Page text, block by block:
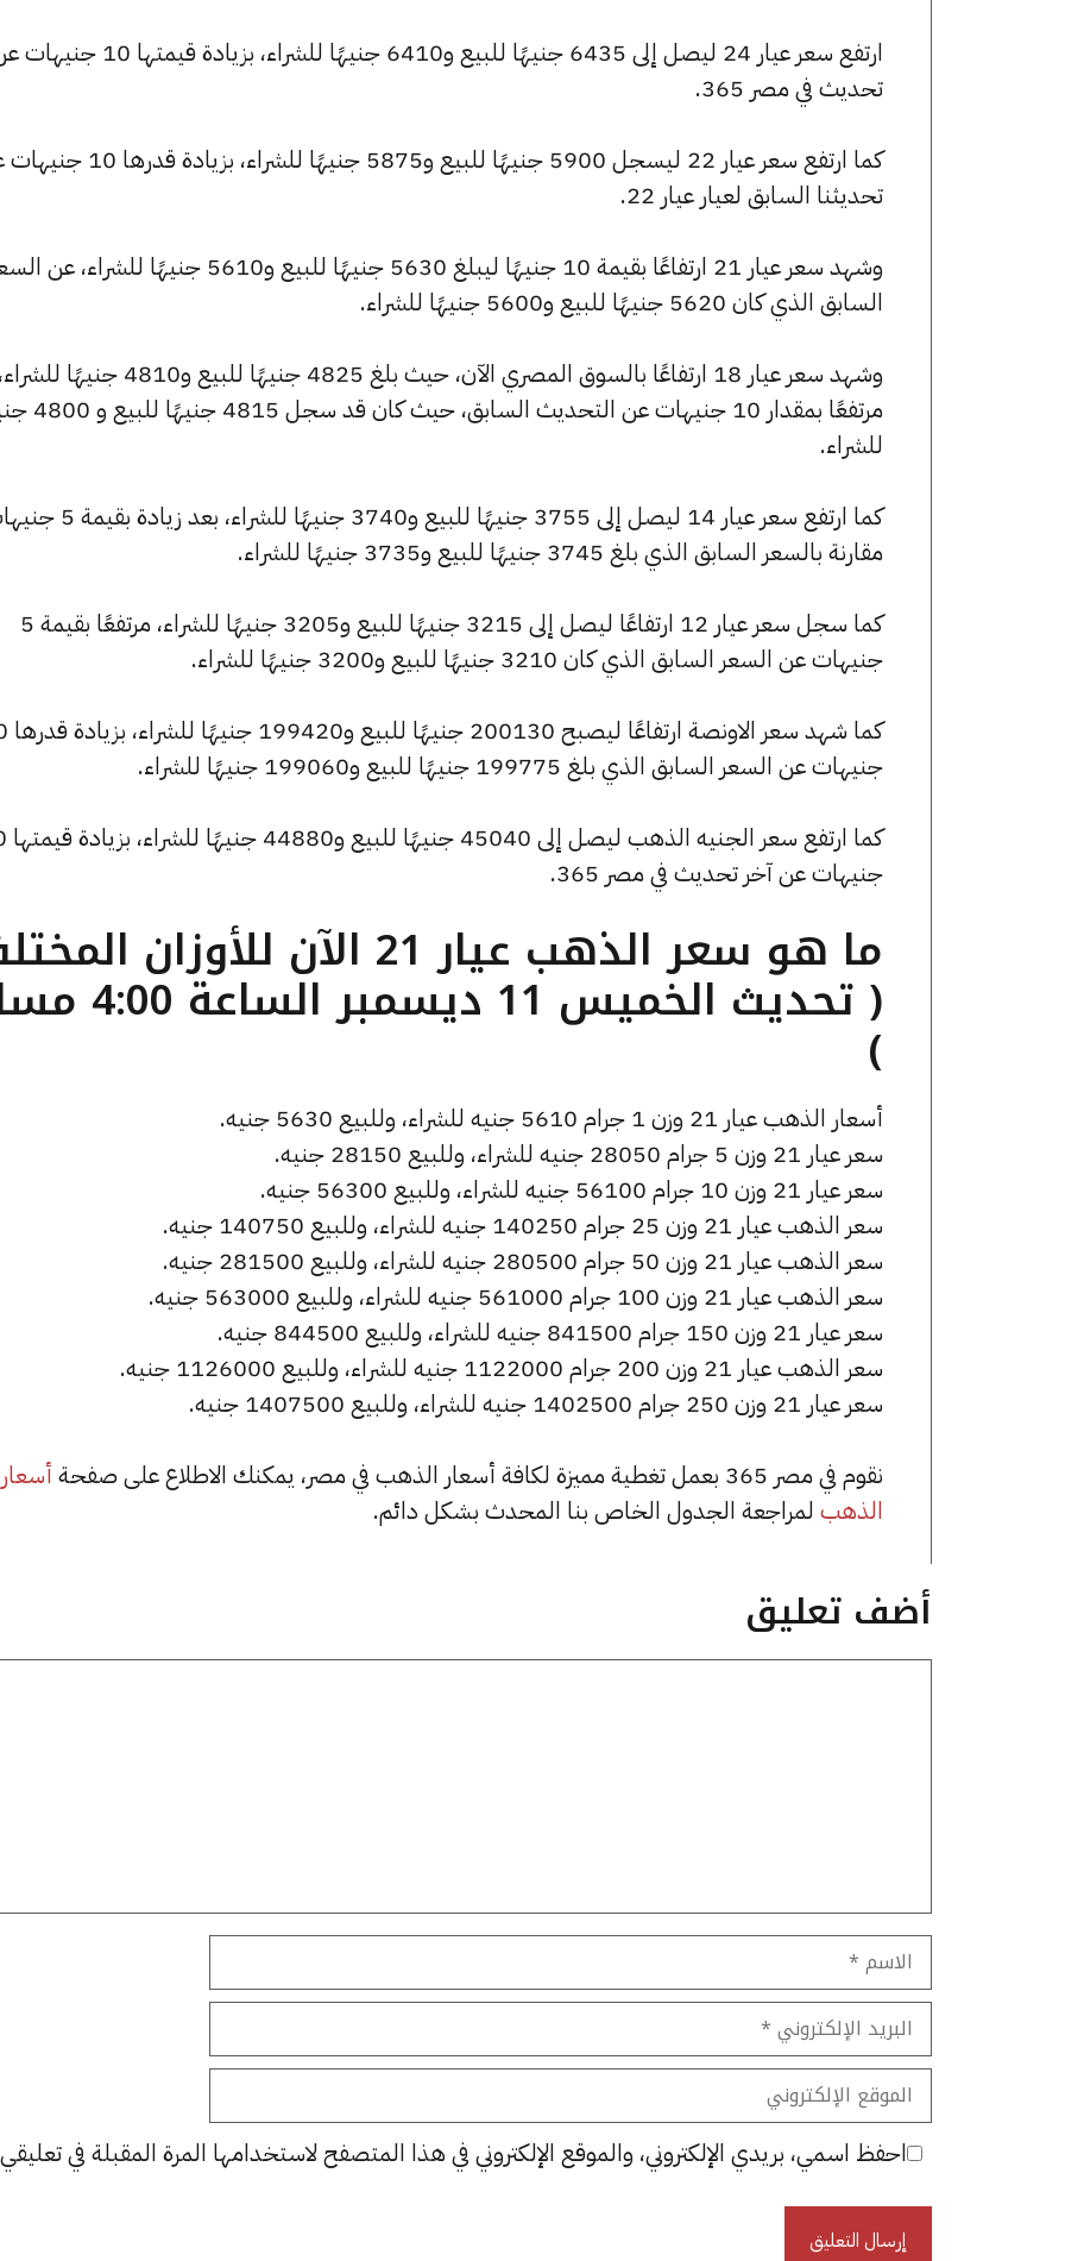
ارتفع سعر عيار 24 ليصل إلى 6435 جنيهًا للبيع و6410 جنيهًا
تحديث في مصر 365.
كما ارتفع سعر عيار 22 ليسجل 5900 جنيهًا للبيع و5875 جنيهًا للشراء،
تحديثنا السابق لعيار عيار 22.
وشهد سعر عيار 21 ارتفاعًا بقيمة 10 جنيهًا ليبلغ 5630 جنيهًا للبيع و5610 جنيهًا للشراء،
السابق الذي كان 5620 جنيهًا للبيع و5600 جنيهًا للشراء.
وشهد سعر عيار 18 ارتفاعًا بالسوق المصري الآن، حيث بلغ 4825 جنيهًا للبيع و4810 جنيهًا للشراء،
مرتفعًا بمقدار 10 جنيهات عن التحديث
للشراء.
كما ارتفع سعر عيار 14 ليصل إلى 3755 جنيهًا للبيع و3740 جنيهًا
مقارنة بالسعر السابق الذي بلغ 3745 جنيهًا للبيع و3735 جنيهًا للشراء.
كما سجل سعر عيار 12 ارتفاعًا ليصل إلى 3215 جنيهًا للبيع و3205 جنيهًا للشراء، مرتفعًا بقيمة 5
جنيهات عن السعر السابق الذي كان 3210 جنيهًا للبيع و3200 جنيهًا للشراء.
كما شهد
جنيهات عن السعر السابق الذي بلغ 199775 جنيهًا للبيع و199060 جنيهًا للشراء.
كما ارتفع
جنيهات عن آخر تحديث في مصر 365.
ما هو سعر الذهب عيار 21 الآن للأوزان
( تحديث الخميس 11 ديسمبر
)
أسعار الذهب عيار 21 وزن 1 جرام 5610 جنيه للشراء، وللبيع 5630 جنيه.
سعر عيار 21 وزن 5 جرام 28050 جنيه للشراء، وللبيع 28150 جنيه.
سعر عيار 21 وزن 10 جرام 56100 جنيه للشراء، وللبيع 56300 جنيه.
سعر الذهب عيار 21 وزن 25 جرام 140250 جنيه للشراء، وللبيع 140750 جنيه.
سعر الذهب عيار 21 وزن 50 جرام 280500 جنيه للشراء، وللبيع 281500 جنيه.
سعر الذهب عيار 21 وزن 100 جرام 561000 جنيه للشراء، وللبيع 563000 جنيه.
سعر عيار 21 وزن 150 جرام 841500 جنيه للشراء، وللبيع 844500 جنيه.
سعر الذهب عيار 21 وزن 200 جرام 1122000 جنيه للشراء، وللبيع 1126000 جنيه.
سعر عيار 21 وزن 250 جرام 1402500 جنيه للشراء، وللبيع 1407500 جنيه.
نقوم في مصر 365 بعمل تغطية مميزة لكافة أسعار الذهب في مصر، يمكنك الاطلاع على صفحة
أسعار
الذهب لمراجعة الجدول الخاص بنا المحدث بشكل دائم.
أضف تعليق
الاسم
البريد
الإلكتروني
الموقع
الإلكتروني
احفظ اسمي، بريدي الإلكتروني، والموقع الإلكتروني في هذا المتصفح لاستخدامها المرة المقبلة في